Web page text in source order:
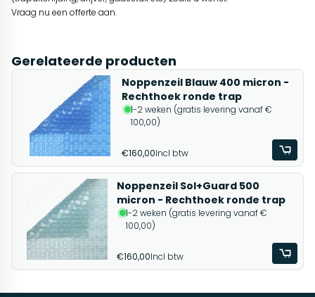
Vraag nu een offerte aan.
Gerelateerde producten
Noppenzeil Blauw 400 micron -
Rechthoek ronde trap
1-2 weken (gratis levering vanaf €
100,00)
€160,00Incl btw
Noppenzeil Sol+Guard 500
micron - Rechthoek ronde trap
1-2 weken (gratis levering vanaf €
100,00)
€160,00Incl btw